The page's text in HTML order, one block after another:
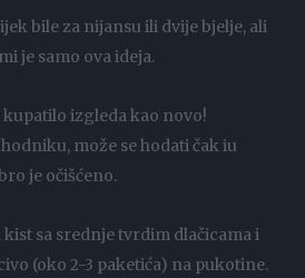
bile za nijansu ili dvije bjelje, ali
je samo ova ideja.
izgleda kao novo!
može se hodati čak iu
je očišćeno.
sa srednje tvrdim dlačicama i
(oko 2-3 paketića) na pukotine.